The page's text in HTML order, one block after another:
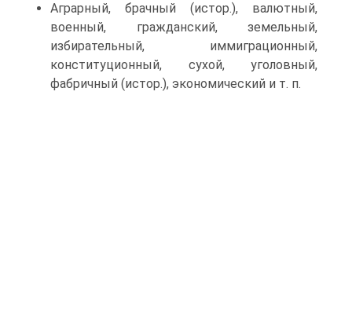
Аграрный, брачный (истор.), валютный,
военный, гражданский, земельный,
избирательный, иммиграционный,
конституционный, сухой, уголовный,
фабричный (истор.), экономический и т. п.